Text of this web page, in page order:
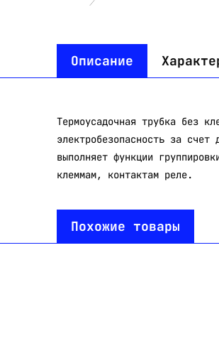
Описание
Термоусадочная трубка без
электробезопасность за
выполняет функции
клеммам, контактам реле.
Похожие товары